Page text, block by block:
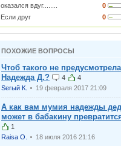
оказался вдуг........ 0
Если друг 0
ПОХОЖИЕ ВОПРОСЫ
Чтоб такого не предусмотрела
Надежда Д.?
4
4
Serый К.
19 февраля 2017 21:09
А как вам мумия надежды
может в бабакину
1
Raisa O.
18 июля 2016 21:16